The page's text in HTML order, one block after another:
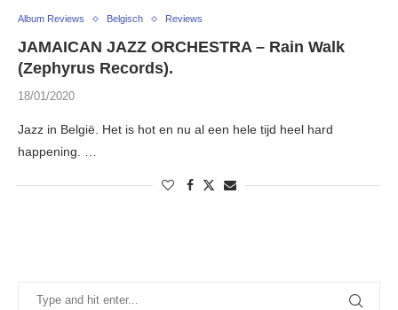
Album Reviews Belgisch Reviews
JAMAICAN JAZZ ORCHESTRA – Rain Walk
(Zephyrus Records).
18/01/2020
Jazz in België. Het is hot en nu al een hele tijd heel hard
happening. …